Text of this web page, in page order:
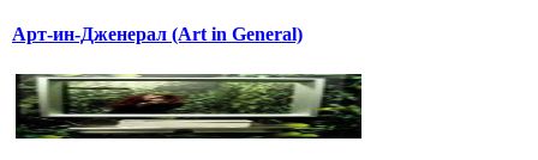
Арт-ин-Дженерал (Art in General)